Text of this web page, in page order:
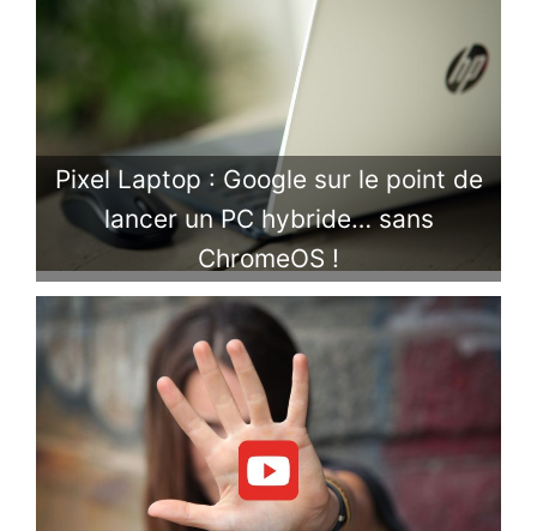
Pixel Laptop : Google sur le point de
lancer un PC hybride… sans
ChromeOS !